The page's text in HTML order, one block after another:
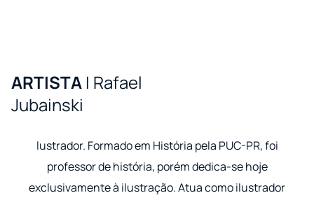
ARTISTA I Rafael
Jubainski
lustrador. Formado em História pela PUC-PR, foi
professor de história, porém dedica-se hoje
exclusivamente à ilustração. Atua como ilustrador